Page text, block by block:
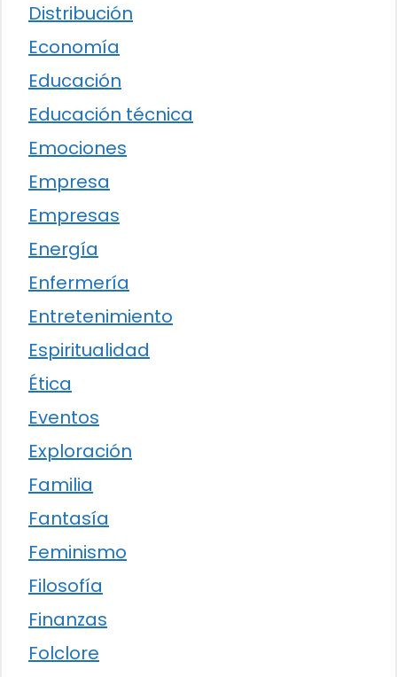
Distribución
Economía
Educación
Educación técnica
Emociones
Empresa
Empresas
Energía
Enfermería
Entretenimiento
Espiritualidad
Ética
Eventos
Exploración
Familia
Fantasía
Feminismo
Filosofía
Finanzas
Folclore